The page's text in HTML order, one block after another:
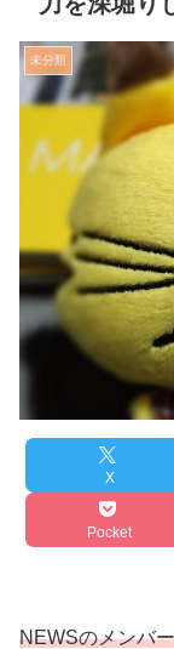
未分類
X
Pocket
NEWSのメンバ